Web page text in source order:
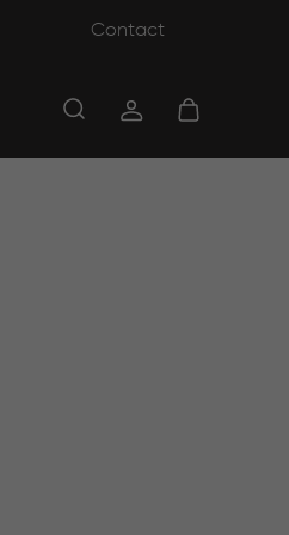
Contact